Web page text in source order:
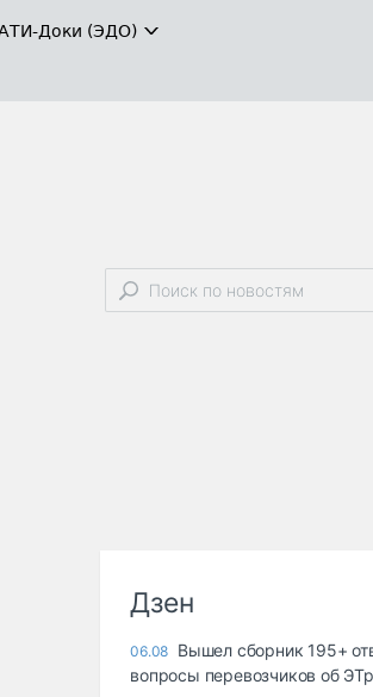
Доки (ЭДО)
Дзен
06.08 Вышел сборник 195+
вопросы перевозчиков об